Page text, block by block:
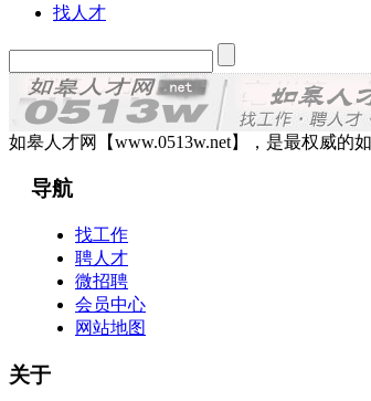
找人才
如皋人才网【www.0513w.net】，是最权威
导航
找工作
聘人才
微招聘
会员中心
网站地图
关于